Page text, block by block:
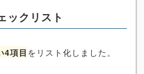
ックリスト
4項目 をリスト化しました。